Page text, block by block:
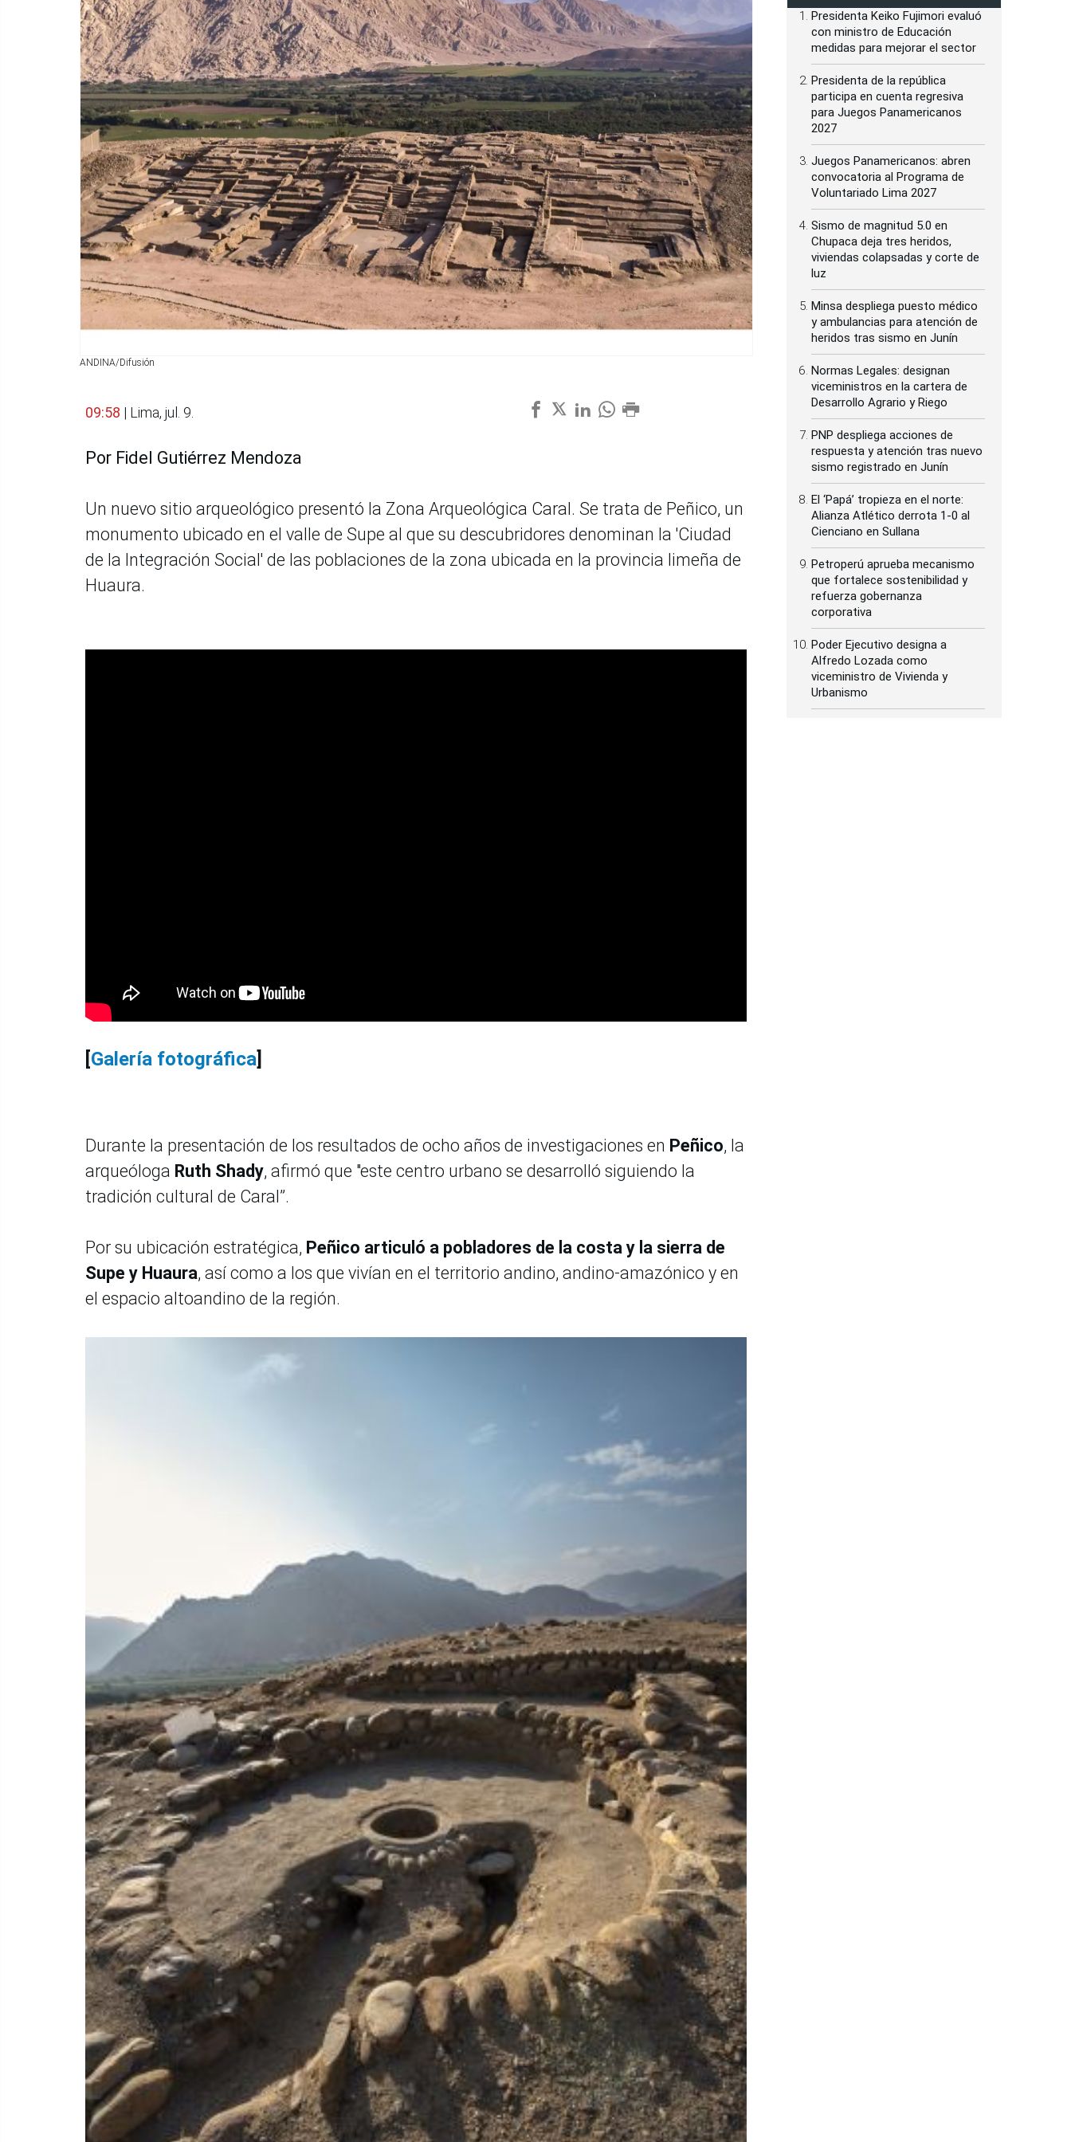
ANDINA/Difusión
09:58 | Lima, jul. 9.
Por Fidel Gutiérrez Mendoza
Un nuevo sitio arqueológico presentó la Zona Arqueológica Caral. Se trata de Peñico, un
monumento ubicado en el valle de Supe al que su descubridores denominan la 'Ciudad
de la Integración Social' de las poblaciones de la zona ubicada en la provincia limeña de
Huaura.
[Galería fotográfica]
Durante la presentación de los resultados de ocho años de investigaciones en Peñico, la
arqueóloga Ruth Shady, afirmó que "este centro urbano se desarrolló siguiendo la
tradición cultural de Caral”.
Por su ubicación estratégica, Peñico articuló a pobladores de la costa y la sierra de
Supe y Huaura, así como a los que vivían en el territorio andino, andino-amazónico y en
el espacio altoandino de la región.
Presidenta Keiko Fujimori evaluó
con ministro de Educación
medidas para mejorar el sector
Presidenta de la república
participa en cuenta regresiva
para Juegos Panamericanos
2027
Juegos Panamericanos: abren
convocatoria al Programa de
Voluntariado Lima 2027
Sismo de magnitud 5.0 en
Chupaca deja tres heridos,
viviendas colapsadas y corte de
luz
Minsa despliega puesto médico
y ambulancias para atención de
heridos tras sismo en Junín
Normas Legales: designan
viceministros en la cartera de
Desarrollo Agrario y Riego
PNP despliega acciones de
respuesta y atención tras nuevo
sismo registrado en Junín
El ‘Papá’ tropieza en el norte:
Alianza Atlético derrota 1-0 al
Cienciano en Sullana
Petroperú aprueba mecanismo
que fortalece sostenibilidad y
refuerza gobernanza
corporativa
Poder Ejecutivo designa a
Alfredo Lozada como
viceministro de Vivienda y
Urbanismo